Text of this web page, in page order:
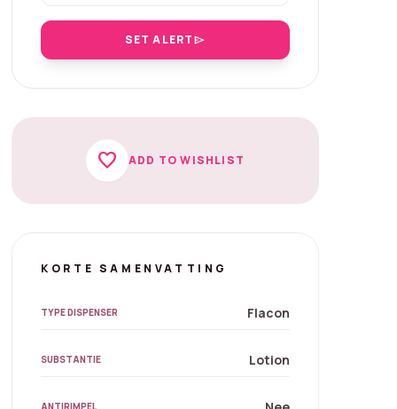
SET ALERTsend
favorite ADD TO WISHLIST
KORTE SAMENVATTING
TYPE DISPENSER Flacon
SUBSTANTIE Lotion